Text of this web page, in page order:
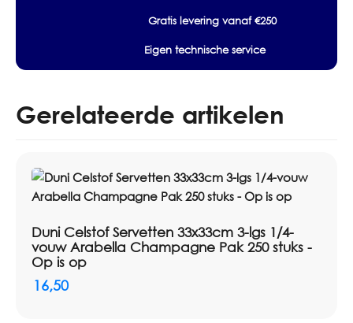
Gratis levering vanaf €250
Eigen technische service
Gerelateerde artikelen
Duni Celstof Servetten 33x33cm 3-lgs 1/4-
vouw Arabella Champagne Pak 250 stuks -
Op is op
16,50